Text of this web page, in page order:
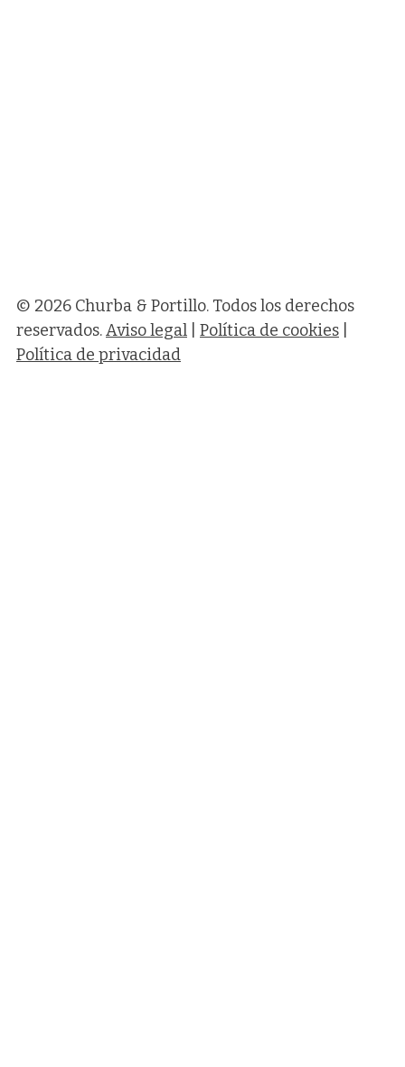
© 2026 Churba & Portillo. Todos los derechos
reservados.Aviso legal Política de cookies
Política de privacidad